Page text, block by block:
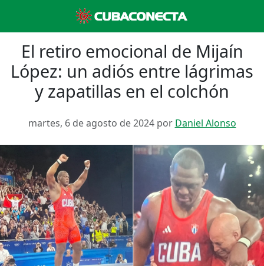
El retiro emocional de Mijaín
López: un adiós entre lágrimas
y zapatillas en el colchón
martes, 6 de agosto de 2024 por Daniel Alonso